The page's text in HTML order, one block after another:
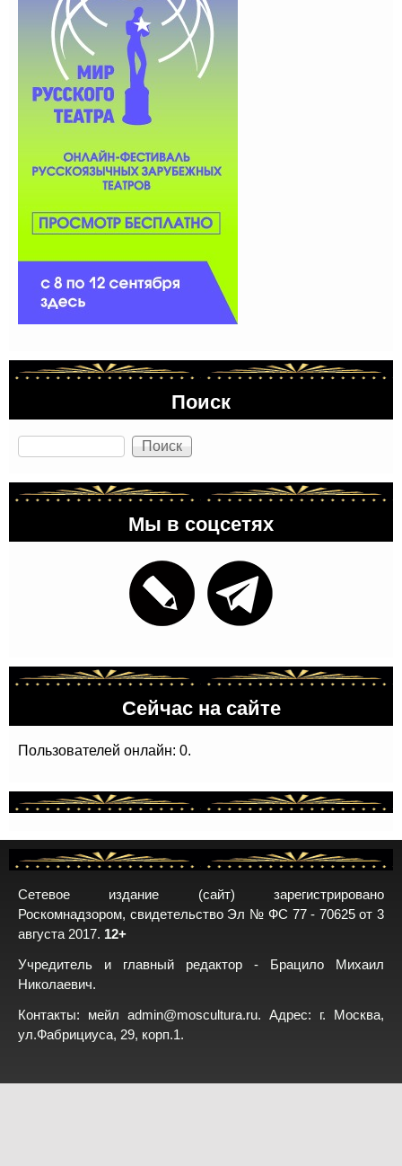
Поиск
Поиск
Мы в соцсетях
Сейчас на сайте
Пользователей онлайн: 0.
Сетевое издание (сайт) зарегистрировано
Роскомнадзором, свидетельство Эл № ФС 77 - 70625 от 3
августа 2017. 12+
Учредитель и главный редактор - Брацило Михаил
Николаевич.
Контакты: мейл admin@moscultura.ru. Адрес: г. Москва,
ул.Фабрициуса, 29, корп.1.